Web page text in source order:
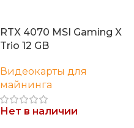
RTX 4070 MSI Gaming X
Trio 12 GB
Видеокарты для
майнинга
Нет в наличии